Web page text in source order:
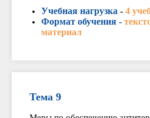
Учебная нагрузка - 4
Формат обучения -
материал
Тема 9